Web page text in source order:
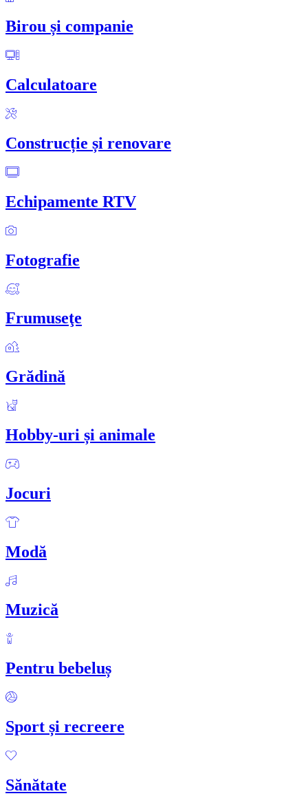
Birou și companie
Calculatoare
Construcție și renovare
Echipamente RTV
Fotografie
Frumuseţe
Grădină
Hobby-uri și animale
Jocuri
Modă
Muzică
Pentru bebeluș
Sport și recreere
Sănătate